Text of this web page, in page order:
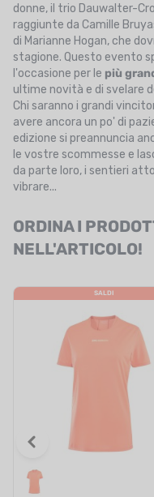
donne, il trio Dauwalter-
raggiunte da Camille
di Marianne Hogan, che
stagione. Questo evento
l'occasione per le più
ultime novità e di svelare
Chi saranno i grandi
avere ancora un po' di
edizione si preannuncia
le vostre scommesse e
da parte loro, i sentieri
vibrare...
ORDINA I
NELL'ARTICOLO!
SALDI